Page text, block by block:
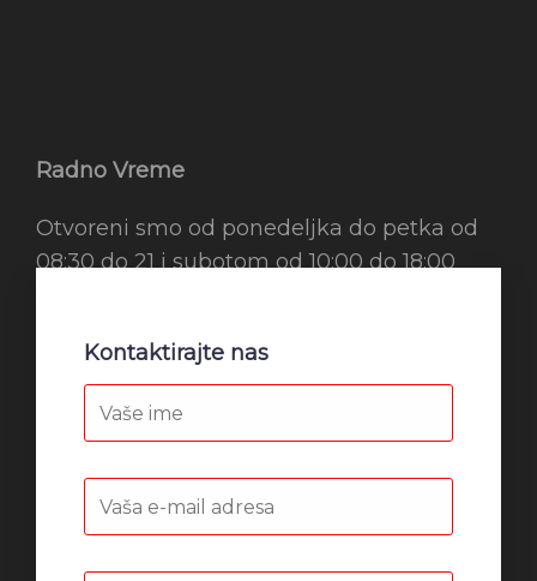
Radno Vreme
Otvoreni smo od ponedeljka do petka od
08:30 do 21 i subotom od 10:00 do 18:00
Kontaktirajte nas